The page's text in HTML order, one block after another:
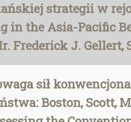
strategii w
in the Asia-Pacific
Frederick J. Gellert,
sił
Boston, Scott,